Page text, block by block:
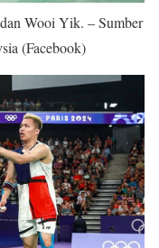
Wooi Yik. – Sumber
(Facebook)